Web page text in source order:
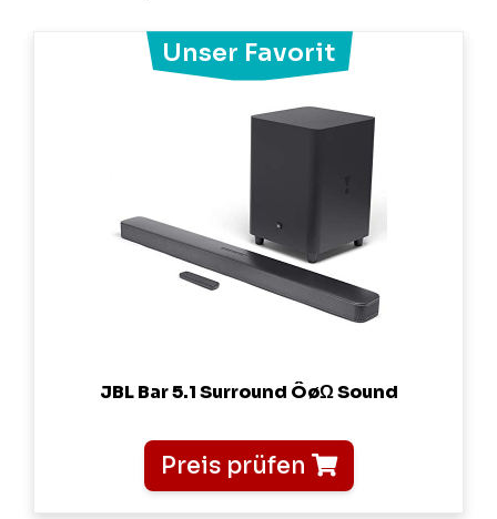
JBL Bar 5.1 Surround ÔøΩ Sound
Preis prüfen